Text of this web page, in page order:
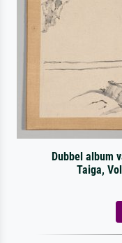
Dubbel album
Taiga,